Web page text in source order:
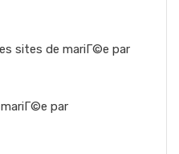
sites de mariГ©e par
par